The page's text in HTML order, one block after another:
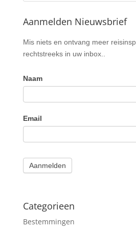
Aanmelden Nieuwsbrief
Mis niets en ontvang meer
rechtstreeks in uw inbox..
Naam
Email
Aanmelden
Categorieen
Bestemmingen